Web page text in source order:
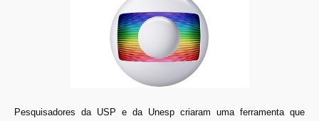
Pesquisadores da USP e da Unesp criaram uma ferramenta que